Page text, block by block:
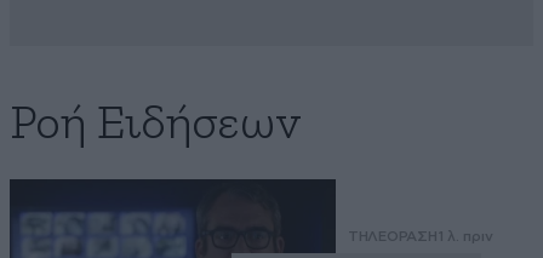
Ροή Ειδήσεων
ΤΗΛΕΟΡΑΣΗ 1 λ. πριν